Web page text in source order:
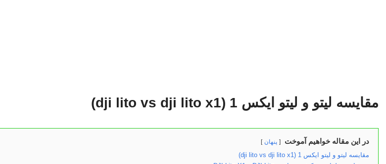
مقایسه لیتو و لیتو ایکس 1 (dji lito vs dji lito x1)
در این مقاله خواهیم آموخت پنهان
مقایسه لیتو و لیتو ایکس 1 (dji lito vs dji lito x1)